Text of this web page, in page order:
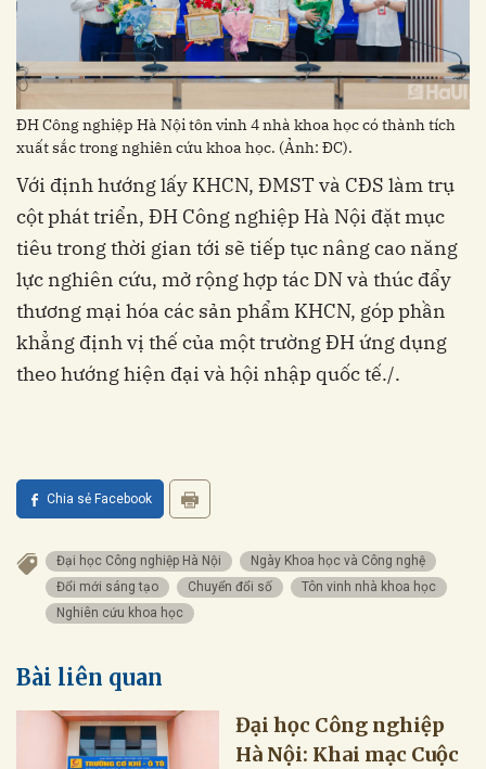
ĐH Công nghiệp Hà Nội tôn vinh 4 nhà khoa học có thành tích
xuất sắc trong nghiên cứu khoa học. (Ảnh: ĐC).
Với định hướng lấy KHCN, ĐMST và CĐS làm trụ
cột phát triển, ĐH Công nghiệp Hà Nội đặt mục
tiêu trong thời gian tới sẽ tiếp tục nâng cao năng
lực nghiên cứu, mở rộng hợp tác DN và thúc đẩy
thương mại hóa các sản phẩm KHCN, góp phần
khẳng định vị thế của một trường ĐH ứng dụng
theo hướng hiện đại và hội nhập quốc tế./.
Chia sẻ Facebook
Đại học Công nghiệp Hà Nội
Ngày Khoa học và Công nghệ
Đổi mới sáng tạo
Chuyển đổi số
Tôn vinh nhà khoa học
Nghiên cứu khoa học
Bài liên quan
Đại học Công nghiệp
Hà Nội: Khai mạc Cuộc